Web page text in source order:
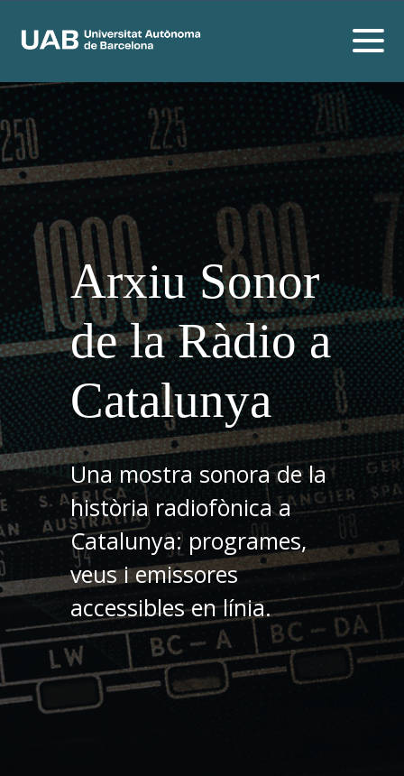
Arxiu Sonor
de la Ràdio a
Catalunya
Una mostra sonora de la
història radiofònica a
Catalunya: programes,
veus i emissores
accessibles en línia.